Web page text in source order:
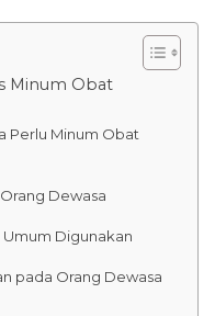
Minum Obat
Perlu Minum Obat
Dewasa
Digunakan
pada Orang Dewasa